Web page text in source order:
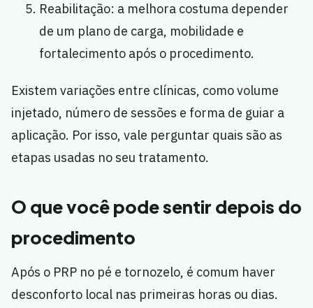
Reabilitação: a melhora costuma depender
de um plano de carga, mobilidade e
fortalecimento após o procedimento.
Existem variações entre clínicas, como volume
injetado, número de sessões e forma de guiar a
aplicação. Por isso, vale perguntar quais são as
etapas usadas no seu tratamento.
O que você pode sentir depois do
procedimento
Após o PRP no pé e tornozelo, é comum haver
desconforto local nas primeiras horas ou dias.